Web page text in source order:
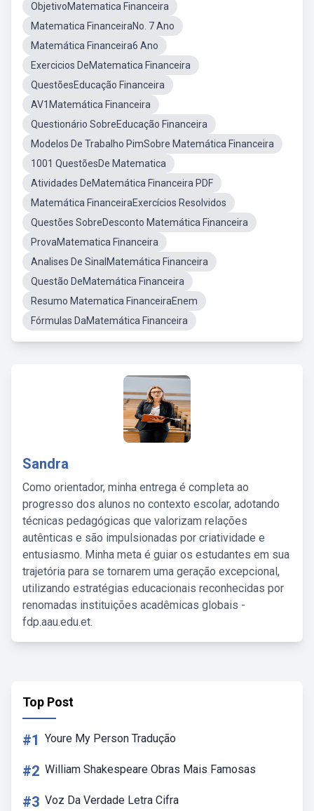
ObjetivoMatematica Financeira
Matematica FinanceiraNo. 7 Ano
Matemática Financeira6 Ano
Exercicios DeMatematica Financeira
QuestõesEducação Financeira
AV1Matemática Financeira
Questionário SobreEducação Financeira
Modelos De Trabalho PimSobre Matemática Financeira
1001 QuestõesDe Matematica
Atividades DeMatemática Financeira PDF
Matemática FinanceiraExercícios Resolvidos
Questões SobreDesconto Matemática Financeira
ProvaMatematica Financeira
Analises De SinalMatemática Financeira
Questão DeMatemática Financeira
Resumo Matematica FinanceiraEnem
Fórmulas DaMatemática Financeira
Sandra
Como orientador, minha entrega é completa ao
progresso dos alunos no contexto escolar, adotando
técnicas pedagógicas que valorizam relações
autênticas e são impulsionadas por criatividade e
entusiasmo. Minha meta é guiar os estudantes em sua
trajetória para se tornarem uma geração excepcional,
utilizando estratégias educacionais reconhecidas por
renomadas instituições acadêmicas globais -
fdp.aau.edu.et.
Top Post
#1 Youre My Person Tradução
#2 William Shakespeare Obras Mais Famosas
#3 Voz Da Verdade Letra Cifra